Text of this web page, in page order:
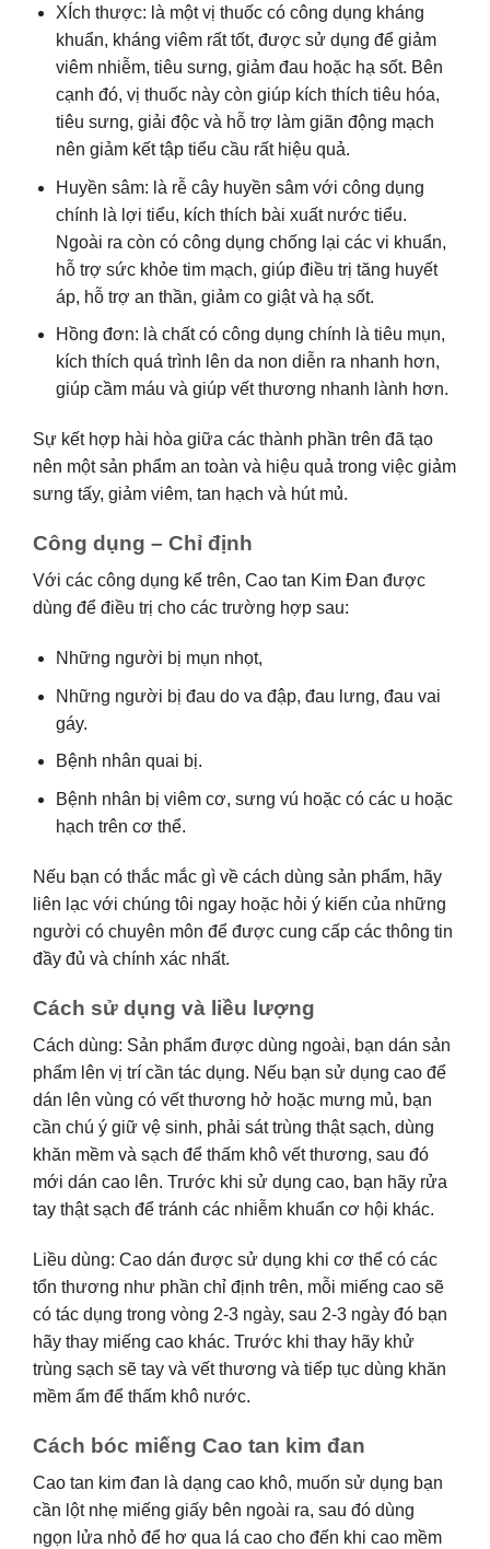
XÍch thược: là một vị thuốc có công dụng kháng
khuẩn, kháng viêm rất tốt, được sử dụng để giảm
viêm nhiễm, tiêu sưng, giảm đau hoặc hạ sốt. Bên
cạnh đó, vị thuốc này còn giúp kích thích tiêu hóa,
tiêu sưng, giải độc và hỗ trợ làm giãn động mạch
nên giảm kết tập tiểu cầu rất hiệu quả.
Huyền sâm: là rễ cây huyền sâm với công dụng
chính là lợi tiểu, kích thích bài xuất nước tiểu.
Ngoài ra còn có công dụng chống lại các vi khuẩn,
hỗ trợ sức khỏe tim mạch, giúp điều trị tăng huyết
áp, hỗ trợ an thần, giảm co giật và hạ sốt.
Hồng đơn: là chất có công dụng chính là tiêu mụn,
kích thích quá trình lên da non diễn ra nhanh hơn,
giúp cầm máu và giúp vết thương nhanh lành hơn.
Sự kết hợp hài hòa giữa các thành phần trên đã tạo
nên một sản phẩm an toàn và hiệu quả trong việc giảm
sưng tấy, giảm viêm, tan hạch và hút mủ.
Công dụng – Chỉ định
Với các công dụng kể trên, Cao tan Kim Đan được
dùng để điều trị cho các trường hợp sau:
Những người bị mụn nhọt,
Những người bị đau do va đập, đau lưng, đau vai
gáy.
Bệnh nhân quai bị.
Bệnh nhân bị viêm cơ, sưng vú hoặc có các u hoặc
hạch trên cơ thể.
Nếu bạn có thắc mắc gì về cách dùng sản phẩm, hãy
liên lạc với chúng tôi ngay hoặc hỏi ý kiến của những
người có chuyên môn để được cung cấp các thông tin
đầy đủ và chính xác nhất.
Cách sử dụng và liều lượng
Cách dùng: Sản phẩm được dùng ngoài, bạn dán sản
phẩm lên vị trí cần tác dụng. Nếu bạn sử dụng cao để
dán lên vùng có vết thương hở hoặc mưng mủ, bạn
cần chú ý giữ vệ sinh, phải sát trùng thật sạch, dùng
khăn mềm và sạch để thấm khô vết thương, sau đó
mới dán cao lên. Trước khi sử dụng cao, bạn hãy rửa
tay thật sạch để tránh các nhiễm khuẩn cơ hội khác.
Liều dùng: Cao dán được sử dụng khi cơ thể có các
tổn thương như phần chỉ định trên, mỗi miếng cao sẽ
có tác dụng trong vòng 2-3 ngày, sau 2-3 ngày đó bạn
hãy thay miếng cao khác. Trước khi thay hãy khử
trùng sạch sẽ tay và vết thương và tiếp tục dùng khăn
mềm ẩm để thấm khô nước.
Cách bóc miếng Cao tan kim đan
Cao tan kim đan là dạng cao khô, muốn sử dụng bạn
cần lột nhẹ miếng giấy bên ngoài ra, sau đó dùng
ngọn lửa nhỏ để hơ qua lá cao cho đến khi cao mềm